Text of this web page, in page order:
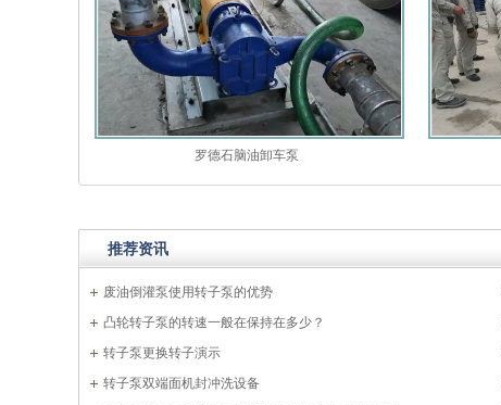
罗德石脑油卸车泵
推荐资讯
废油倒灌泵使用转子泵的优势
凸轮转子泵的转速一般在保持在多少？
转子泵更换转子演示
转子泵双端面机封冲洗设备